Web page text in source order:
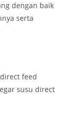
dengan baik
serta
feed
susu direct